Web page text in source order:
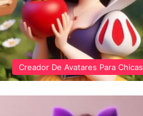
Creador De Avatares Para Chicas